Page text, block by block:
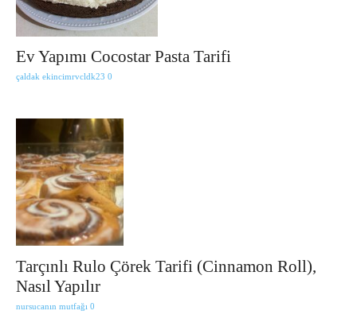
Ev Yapımı Cocostar Pasta Tarifi
çaldak ekincimrvcldk23 0
Tarçınlı Rulo Çörek Tarifi (Cinnamon Roll),
Nasıl Yapılır
nursucanın mutfağı 0